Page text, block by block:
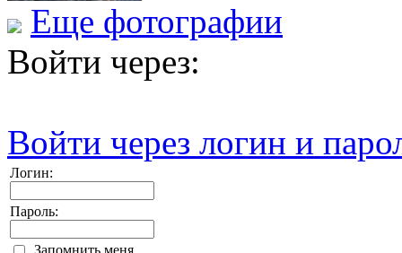
Еще фотографии
Войти через:
Войти через логин и
Логин:
Пароль:
Запомнить меня